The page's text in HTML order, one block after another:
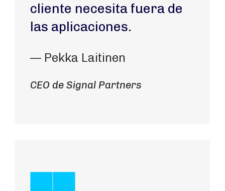
cliente necesita fuera de
las aplicaciones.
— Pekka Laitinen
CEO de Signal Partners